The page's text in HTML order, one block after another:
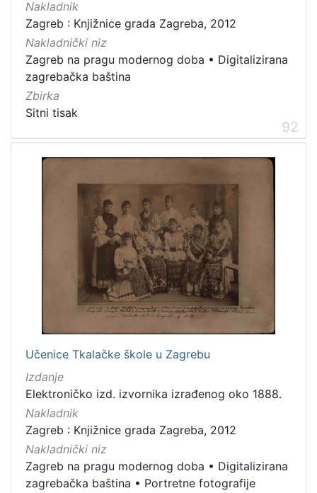
Nakladnik
Zagreb : Knjižnice grada Zagreba, 2012
Nakladnički niz
Zagreb na pragu modernog doba • Digitalizirana
zagrebačka baština
Zbirka
Sitni tisak
92
Učenice Tkalačke škole u Zagrebu
Izdanje
Elektroničko izd. izvornika izrađenog oko 1888.
Nakladnik
Zagreb : Knjižnice grada Zagreba, 2012
Nakladnički niz
Zagreb na pragu modernog doba • Digitalizirana
zagrebačka baština • Portretne fotografije